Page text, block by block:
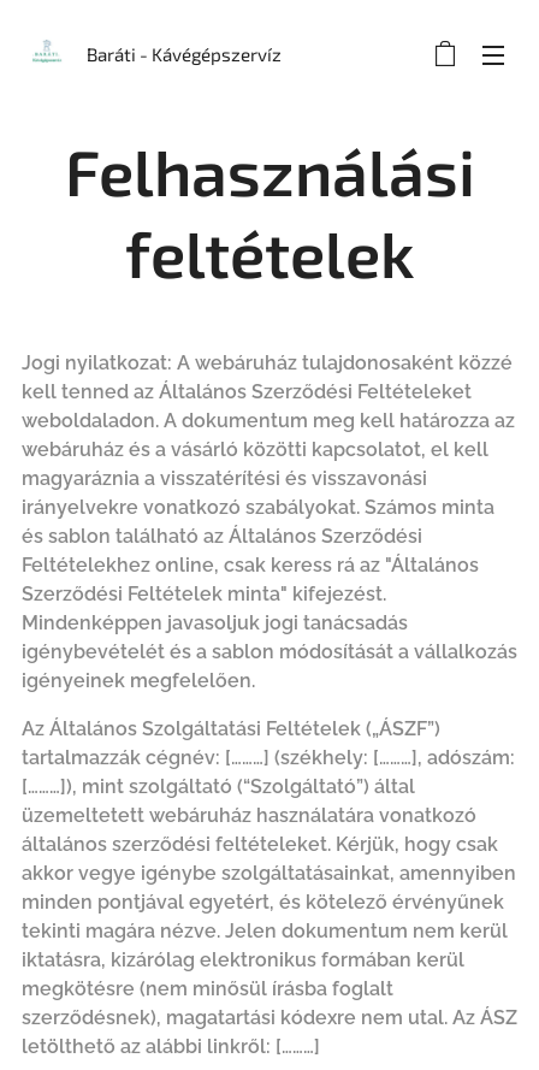
Baráti - Kávégépszervíz
Felhasználási
feltételek
Jogi nyilatkozat: A webáruház tulajdonosaként közzé
kell tenned az Általános Szerződési Feltételeket
weboldaladon. A dokumentum meg kell határozza az
webáruház és a vásárló közötti kapcsolatot, el kell
magyaráznia a visszatérítési és visszavonási
irányelvekre vonatkozó szabályokat. Számos minta
és sablon található az Általános Szerződési
Feltételekhez online, csak keress rá az "Általános
Szerződési Feltételek minta" kifejezést.
Mindenképpen javasoljuk jogi tanácsadás
igénybevételét és a sablon módosítását a vállalkozás
igényeinek megfelelően.
Az Általános Szolgáltatási Feltételek („ÁSZF”)
tartalmazzák cégnév: [………] (székhely: [………], adószám:
[………]), mint szolgáltató (“Szolgáltató”) által
üzemeltetett webáruház használatára vonatkozó
általános szerződési feltételeket. Kérjük, hogy csak
akkor vegye igénybe szolgáltatásainkat, amennyiben
minden pontjával egyetért, és kötelező érvényűnek
tekinti magára nézve. Jelen dokumentum nem kerül
iktatásra, kizárólag elektronikus formában kerül
megkötésre (nem minősül írásba foglalt
szerződésnek), magatartási kódexre nem utal. Az ÁSZ
letölthető az alábbi linkről: [………]